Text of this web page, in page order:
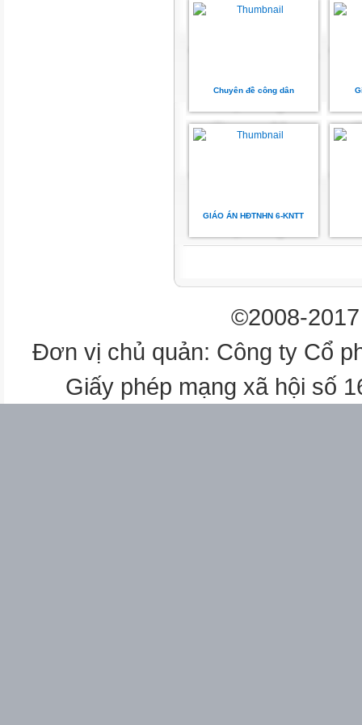
trị quý báu
Chuyên đề công dân
GIÁO ÁN HĐTNHN 6-KNTT
©2008-
Đơn vị chủ quản: Công ty Cổ
Giấy phép mạng xã hội số